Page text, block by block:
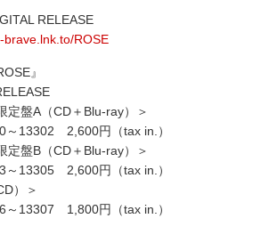
RELEASE
brave.lnk.to/ROSE
』
定盤A（CD＋Blu-ray）＞
～13302 2,600円（tax in.）
定盤B（CD＋Blu-ray）＞
～13305 2,600円（tax in.）
）＞
～13307 1,800円（tax in.）